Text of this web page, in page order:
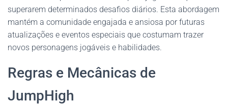
superarem determinados desafios diários. Esta abordagem
mantém a comunidade engajada e ansiosa por futuras
atualizações e eventos especiais que costumam trazer
novos personagens jogáveis e habilidades.
Regras e Mecânicas de
JumpHigh